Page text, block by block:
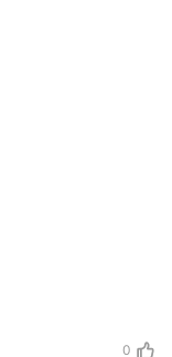
0